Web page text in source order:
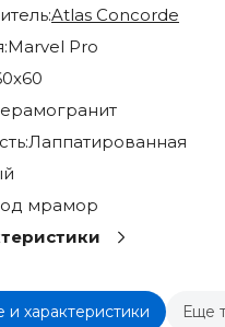
Atlas Concorde
Marvel Pro
Лаппатированная
мрамор
и характеристики Еще